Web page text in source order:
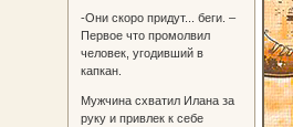
-Они скоро придут... беги. –
Первое что промолвил
человек, угодивший в
капкан.
Мужчина схватил Илана за
руку и привлек к себе